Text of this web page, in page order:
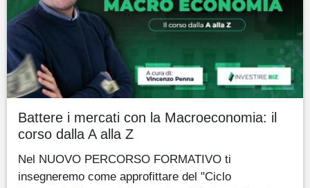
Battere i mercati con la Macroeconomia: il
corso dalla A alla Z
Nel NUOVO PERCORSO FORMATIVO ti
insegneremo come approfittare del "Ciclo